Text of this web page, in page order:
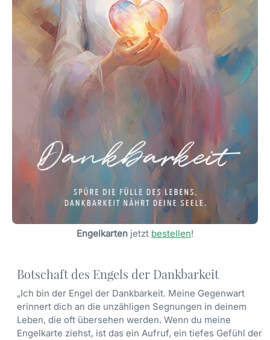
Engelkarten jetzt bestellen!
Botschaft des Engels der Dankbarkeit
„Ich bin der Engel der Dankbarkeit. Meine Gegenwart
erinnert dich an die unzähligen Segnungen in deinem
Leben, die oft übersehen werden. Wenn du meine
Engelkarte ziehst, ist das ein Aufruf, ein tiefes Gefühl der